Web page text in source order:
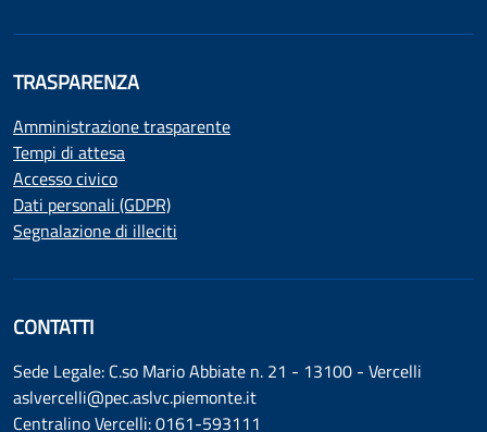
TRASPARENZA
Amministrazione trasparente
Tempi di attesa
Accesso civico
Dati personali (GDPR)
Segnalazione di illeciti
CONTATTI
Sede Legale: C.so Mario Abbiate n. 21 - 13100 - Vercelli
aslvercelli@pec.aslvc.piemonte.it
Centralino Vercelli: 0161-593111